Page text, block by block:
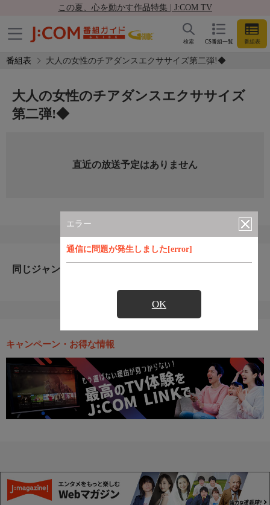
この夏、心を動かす作品特集 | J:COM TV
CS番組一覧 番組表
検索
番組表 大人の女性のチアダンスエクササイズ第二弾!◆
エラー
通信に問題が発生しました[error]
OK
大人の女性のチアダンスエクササイズ
第二弾!◆
直近の放送予定はありません
同じジャンルのおすすめ番組
キャンペーン・お得な情報